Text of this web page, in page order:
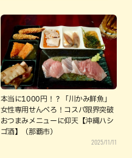
本当に1000円！？「川かみ鮮魚」
女性専用せんべろ！コスパ限界突破
おつまみメニューに仰天【沖縄ハシ
ゴ酒】（那覇市）
2025/11/11